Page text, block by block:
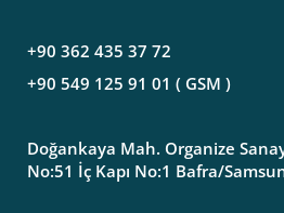
+90 362 435 37 72
+90 549 125 91 01 ( GSM )
Doğankaya Mah. Organize
No:51 İç Kapı No:1 Bafra/